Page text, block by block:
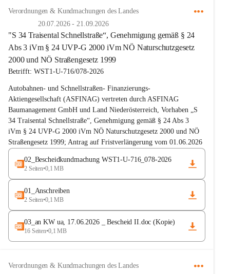
Verordnungen & Kundmachungen des Landes
20.07.2026-21.09.2026
"S 34 Traisental Schnellstraße“, Genehmigung gemäß § 24
Abs 3 iVm § 24 UVP-G 2000 iVm NÖ Naturschutzgesetz
2000 und NÖ Straßengesetz 1999
Betrifft: WST1-U-716/078-2026
Autobahnen- und Schnellstraßen- Finanzierungs-
Aktiengesellschaft (ASFINAG) vertreten durch ASFINAG
Baumanagement GmbH und Land Niederösterreich, Vorhaben „S
34 Traisental Schnellstraße“, Genehmigung gemäß § 24 Abs 3
iVm § 24 UVP-G 2000 iVm NÖ Naturschutzgesetz 2000 und NÖ
Straßengesetz 1999; Antrag auf Fristverlängerung vom 01.06.2026
gemäß § 24f Abs 5 UVP-G
02_Bescheidkundmachung WST1-U-716_078-2026
2 Seiten•0,1 MB
01_Anschreiben
2 Seiten•0,1 MB
03_an KW ua, 17.06.2026 _ Bescheid II.doc (Kopie)
16 Seiten•0,1 MB
Verordnungen & Kundmachungen des Landes